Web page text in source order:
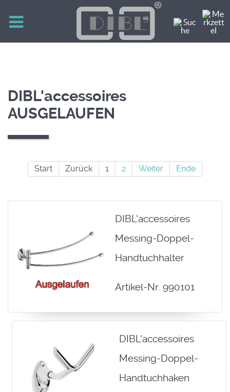
DIBL'accessoires
AUSGELAUFEN
Start Zurück 1 2 Weiter Ende
DIBL'accessoires
Messing-Doppel-
Handtuchhalter
Artikel-Nr. 990101
DIBL'accessoires
Messing-Doppel-
Handtuchhaken